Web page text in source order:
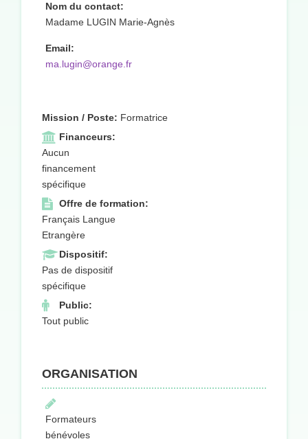
Nom du contact:
Madame LUGIN Marie-Agnès
Email:
ma.lugin@orange.fr
Mission / Poste: Formatrice
Financeurs:
Aucun
financement
spécifique
Offre de formation:
Français Langue
Etrangère
Dispositif:
Pas de dispositif
spécifique
Public:
Tout public
ORGANISATION
Formateurs
bénévoles